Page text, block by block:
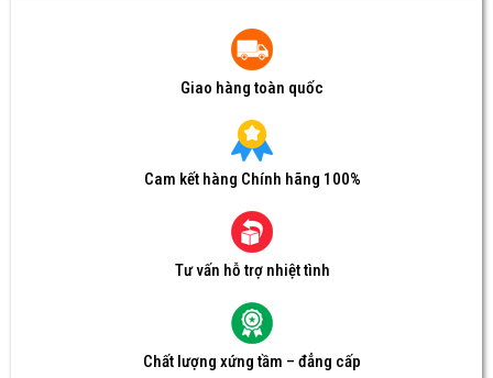
Giao hàng toàn quốc
Cam kết hàng Chính hãng 100%
Tư vấn hỗ trợ nhiệt tình
Chất lượng xứng tầm – đẳng cấp